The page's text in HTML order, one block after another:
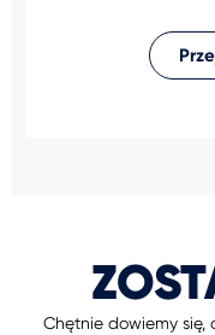
Chętnie dowiemy się,